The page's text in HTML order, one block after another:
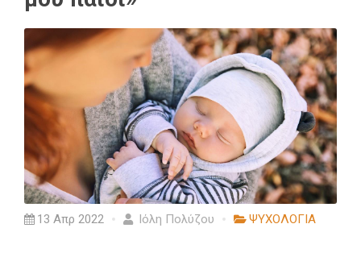
13 Απρ 2022 Ιόλη Πολύζου ΨΥΧΟΛΟΓΙΑ